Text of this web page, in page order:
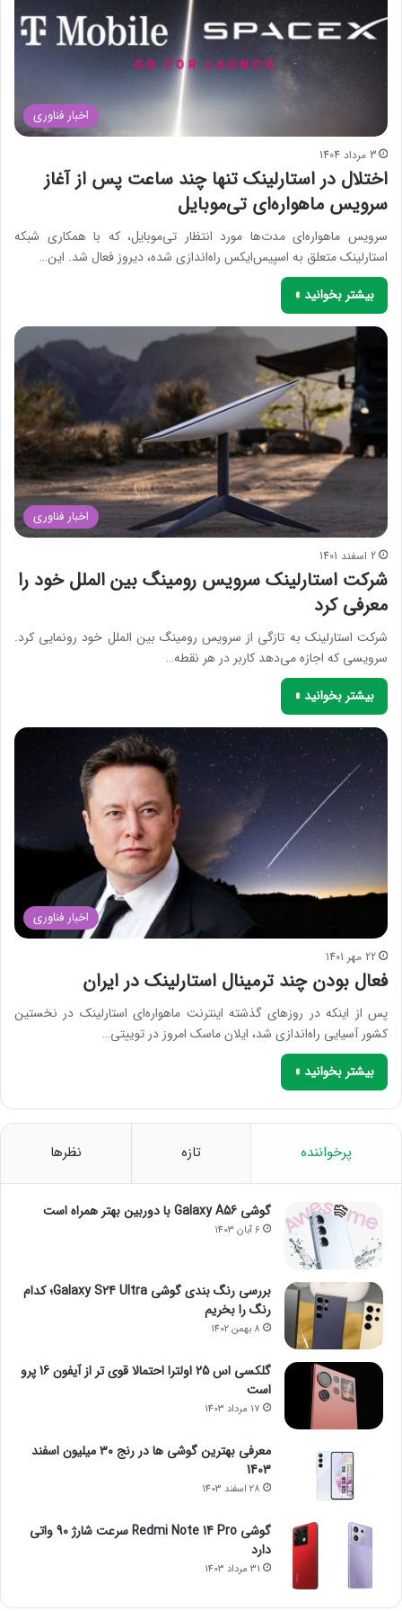
اخبار فناوری
3 مرداد 1404
اختلال در استارلینک تنها چند ساعت پس از آغاز
سرویس ماهواره‌ای تی‌موبایل
سرویس ماهواره‌ای مدت‌ها مورد انتظار تی‌موبایل، که با همکاری شبکه
استارلینک متعلق به اسپیس‌ایکس راه‌اندازی شده، دیروز فعال شد. این…
بیشتر بخوانید »
اخبار فناوری
2 اسفند 1401
شرکت استارلینک سرویس رومینگ بین الملل خود را
معرفی کرد
شرکت استارلینک به تازگی از سرویس رومینگ بین الملل خود رونمایی کرد.
سرویسی که اجازه می‌دهد کاربر در هر نقطه…
بیشتر بخوانید »
اخبار فناوری
22 مهر 1401
فعال بودن چند ترمینال استارلینک در ایران
پس از اینکه در روزهای گذشته اینترنت ماهواره‌ای استارلینک در نخستین
کشور آسیایی راه‌اندازی شد، ایلان ماسک امروز در توییتی…
بیشتر بخوانید »
پرخواننده تازه نظرها
گوشی Galaxy A56 با دوربین بهتر همراه است
6 آبان 1403
بررسی رنگ بندی گوشی Galaxy S24 Ultra؛ کدام
رنگ را بخریم
8 بهمن 1402
گلکسی اس 25 اولترا احتمالا قوی تر از آیفون 16 پرو
است
17 مرداد 1403
معرفی بهترین گوشی ها در رنج ۳۰ میلیون اسفند
1403
28 اسفند 1403
گوشی Redmi Note 14 Pro سرعت شارژ 90 واتی
دارد
31 مرداد 1403